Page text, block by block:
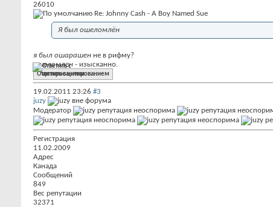
26010
Re: Johnny Cash - A Boy Named Sue
Я был ошеломлён
я был ошарашен не в рифму?
ошеломлен - изысканно.
Ответить с цитированием
19.02.2011 23:26 #3
juzy
Модератор
Регистрация
11.02.2009
Адрес
Канада
Сообщений
849
Вес репутации
32371